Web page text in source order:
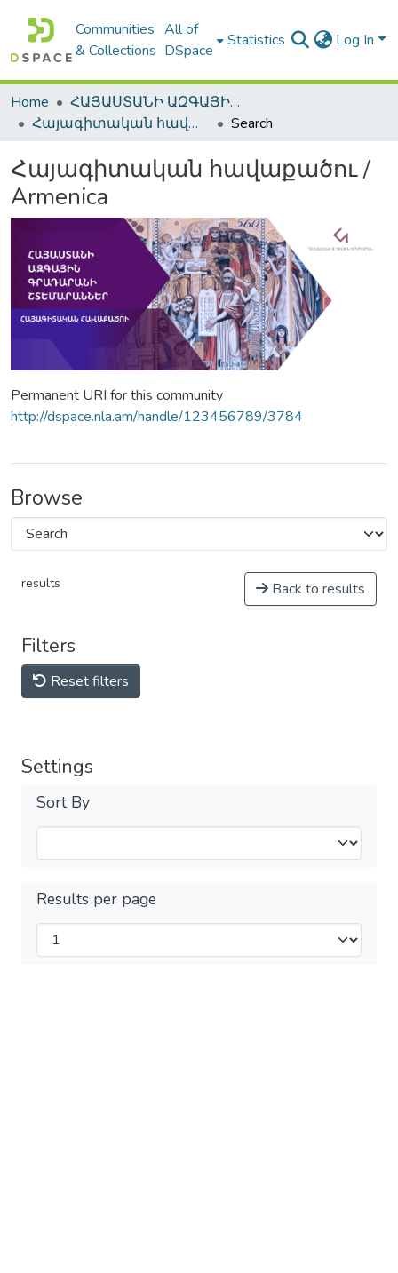
Communities
& Collections
All of
DSpace
Statistics Log In
Home
ՀԱՅԱՍՏԱՆԻ ԱԶԳԱՅԻՆ ԳՐԱԴԱՐԱՆԻ ԹՎԱՅԻՆ ՊԱՀՈՑ / DIGITAL REPOSITORY OF NLA
Հայագիտական հավաքածու / Armenica
Search
Հայագիտական հավաքածու /
Armenica
Permanent URI for this community
http://dspace.nla.am/handle/123456789/3784
Browse
results Back to results
Filters
Reset filters
Settings
Sort By
Results per page